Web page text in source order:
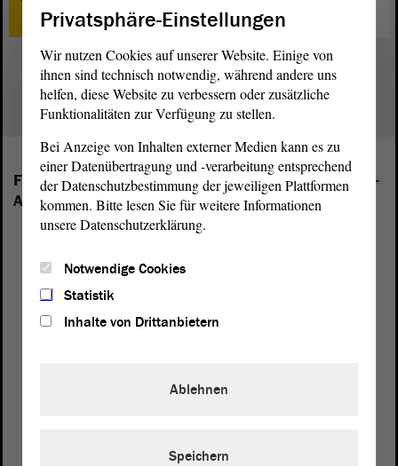
demokratischen Diskurs
1
Folgende Fraktionen sind im Landtag von Sachsen-
Anhalt vertreten:
Privatsphäre-Einstellungen
Wir nutzen Cookies auf unserer Website. Einige von
ihnen sind technisch notwendig, während andere uns
helfen, diese Website zu verbessern oder zusätzliche
Funktionalitäten zur Verfügung zu stellen.
Bei Anzeige von Inhalten externer Medien kann es zu
einer Datenübertragung und -verarbeitung entsprechend
der Datenschutzbestimmung der jeweiligen Plattformen
kommen. Bitte lesen Sie für weitere Informationen
unsere Datenschutzerklärung.
Notwendige Cookies
Statistik
Inhalte von Drittanbietern
Ablehnen
Speichern